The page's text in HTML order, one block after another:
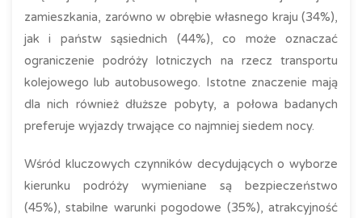
zamieszkania, zarówno w obrębie własnego kraju (34%),
jak i państw sąsiednich (44%), co może oznaczać
ograniczenie podróży lotniczych na rzecz transportu
kolejowego lub autobusowego. Istotne znaczenie mają
dla nich również dłuższe pobyty, a połowa badanych
preferuje wyjazdy trwające co najmniej siedem nocy.
Wśród kluczowych czynników decydujących o wyborze
kierunku podróży wymieniane są bezpieczeństwo
(45%), stabilne warunki pogodowe (35%), atrakcyjność